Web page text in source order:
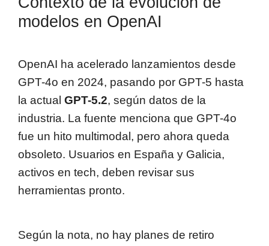
modelos en OpenAI
OpenAI ha acelerado lanzamientos desde
GPT-4o en 2024, pasando por GPT-5 hasta
la actual GPT-5.2, según datos de la
industria. La fuente menciona que GPT-4o
fue un hito multimodal, pero ahora queda
obsoleto. Usuarios en España y Galicia,
activos en tech, deben revisar sus
herramientas pronto.
Según la nota, no hay planes de retiro